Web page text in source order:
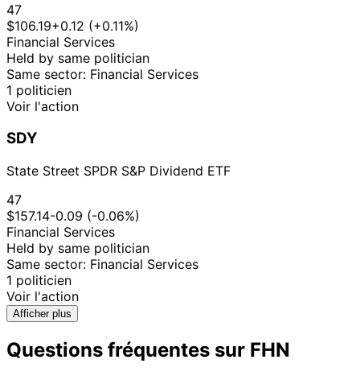
47
$106.19+0.12 (+0.11%)
Financial Services
Held by same politician
Same sector: Financial Services
1 politicien
Voir l'action
SDY
State Street SPDR S&P Dividend ETF
47
$157.14-0.09 (-0.06%)
Financial Services
Held by same politician
Same sector: Financial Services
1 politicien
Voir l'action
Afficher plus
Questions fréquentes sur FHN